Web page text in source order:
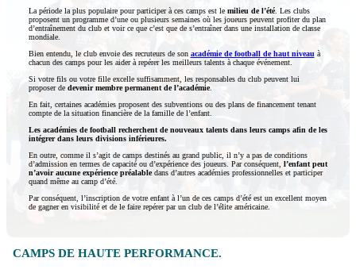
La période la plus populaire pour participer à ces camps est le milieu de l’été. Les clubs
proposent un programme d’une ou plusieurs semaines où les joueurs peuvent profiter du plan
d’entraînement du club et voir ce que c’est que de s’entraîner dans une installation de classe
mondiale.
Bien entendu, le club envoie des recruteurs de son académie de football de haut niveau à
chacun des camps pour les aider à repérer les meilleurs talents à chaque événement.
Si votre fils ou votre fille excelle suffisamment, les responsables du club peuvent lui
proposer de devenir membre permanent de l’académie.
En fait, certaines académies proposent des subventions ou des plans de financement tenant
compte de la situation financière de la famille de l’enfant.
Les académies de football recherchent de nouveaux talents dans leurs camps afin de les
intégrer dans leurs divisions inférieures.
En outre, comme il s’agit de camps destinés au grand public, il n’y a pas de conditions
d’admission en termes de capacité ou d’expérience des joueurs. Par conséquent, l’enfant peut
n’avoir aucune expérience préalabledans d’autres académies professionnelles et participer
quand même au camp d’été.
Par conséquent, l’inscription de votre enfant à l’un de ces camps d’été est un excellent moyen
de gagner en visibilité et de le faire repérer par un club de l’élite américaine.
CAMPS DE HAUTE PERFORMANCE.